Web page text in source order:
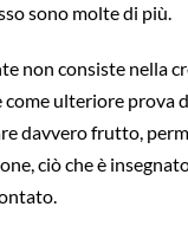
sono molte di più.
non consiste nella
ulteriore prova
davvero frutto,
ciò che è